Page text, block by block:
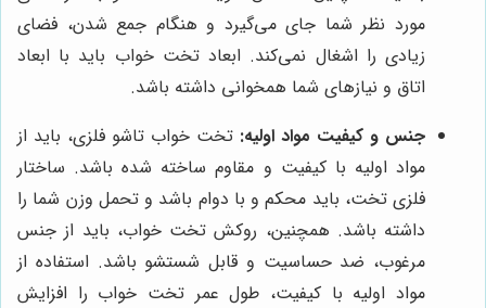
مورد نظر شما جای می‌گیرد و هنگام جمع شدن، فضای
زیادی را اشغال نمی‌کند. ابعاد تخت خواب باید با ابعاد
اتاق و نیازهای شما همخوانی داشته باشد.
جنس و کیفیت مواد اولیه: تخت خواب تاشو فلزی، باید از
مواد اولیه با کیفیت و مقاوم ساخته شده باشد. ساختار
فلزی تخت، باید محکم و با دوام باشد و تحمل وزن شما را
داشته باشد. همچنین، روکش تخت خواب، باید از جنس
مرغوب، ضد حساسیت و قابل شستشو باشد. استفاده از
مواد اولیه با کیفیت، طول عمر تخت خواب را افزایش